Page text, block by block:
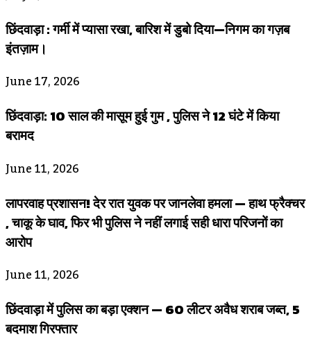
छिंदवाड़ा : गर्मी में प्यासा रखा, बारिश में डुबो दिया—निगम का गज़ब
इंतज़ाम।
June 17, 2026
छिंदवाड़ा: 10 साल की मासूम हुई गुम , पुलिस ने 12 घंटे में किया
बरामद
June 11, 2026
लापरवाह प्रशासन! देर रात युवक पर जानलेवा हमला — हाथ फ्रैक्चर
, चाकू के घाव, फिर भी पुलिस ने नहीं लगाई सही धारा परिजनों का
आरोप
June 11, 2026
छिंदवाड़ा में पुलिस का बड़ा एक्शन — 60 लीटर अवैध शराब जब्त, 5
बदमाश गिरफ्तार